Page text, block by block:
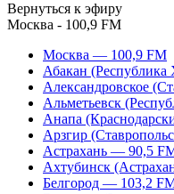
Вернуться к эфиру
Москва - 100,9 FM
Москва — 100,9 FM
Абакан
Александровское
Альметьевск
Анапа
Арзгир
Астрахань — 90,5
Ахтубинск
Белгород — 103,2